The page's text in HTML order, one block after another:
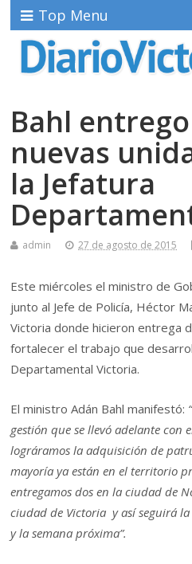
Top Menu
Bahl
nuevas
la Jefatura
admin 27 de agosto de 2015
Este miércoles el ministro de
junto al Jefe de Policía, Héctor
Victoria donde hicieron entrega
fortalecer el trabajo que
Departamental Victoria.
El ministro Adán Bahl manifestó:
gestión que se llevó adelante con
lográramos la adquisición de
mayoría ya están en el territorio
entregamos dos en la ciudad de
ciudad de Victoria y así seguirá
y la semana próxima”.